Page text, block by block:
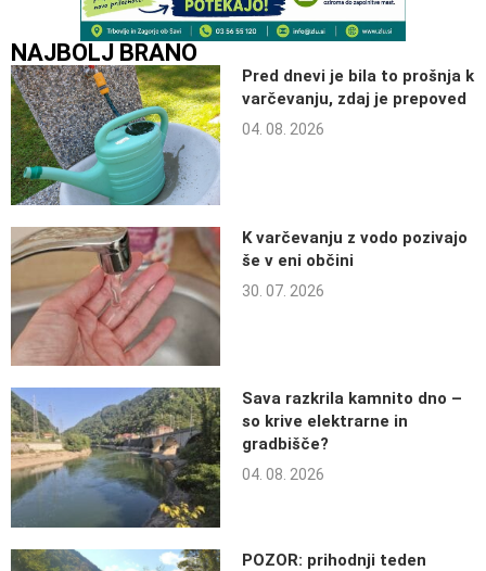
NAJBOLJ BRANO
Pred dnevi je bila to prošnja k
varčevanju, zdaj je prepoved
04. 08. 2026
K varčevanju z vodo pozivajo
še v eni občini
30. 07. 2026
Sava razkrila kamnito dno –
so krive elektrarne in
gradbišče?
04. 08. 2026
POZOR: prihodnji teden